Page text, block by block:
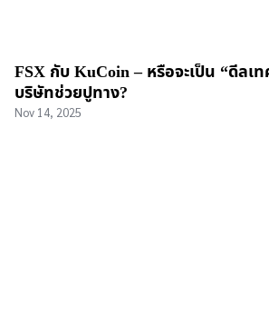
FSX กับ KuCoin – หรือจะเป็น “ดีลเ
บริษัทช่วยปูทาง?
Nov 14, 2025